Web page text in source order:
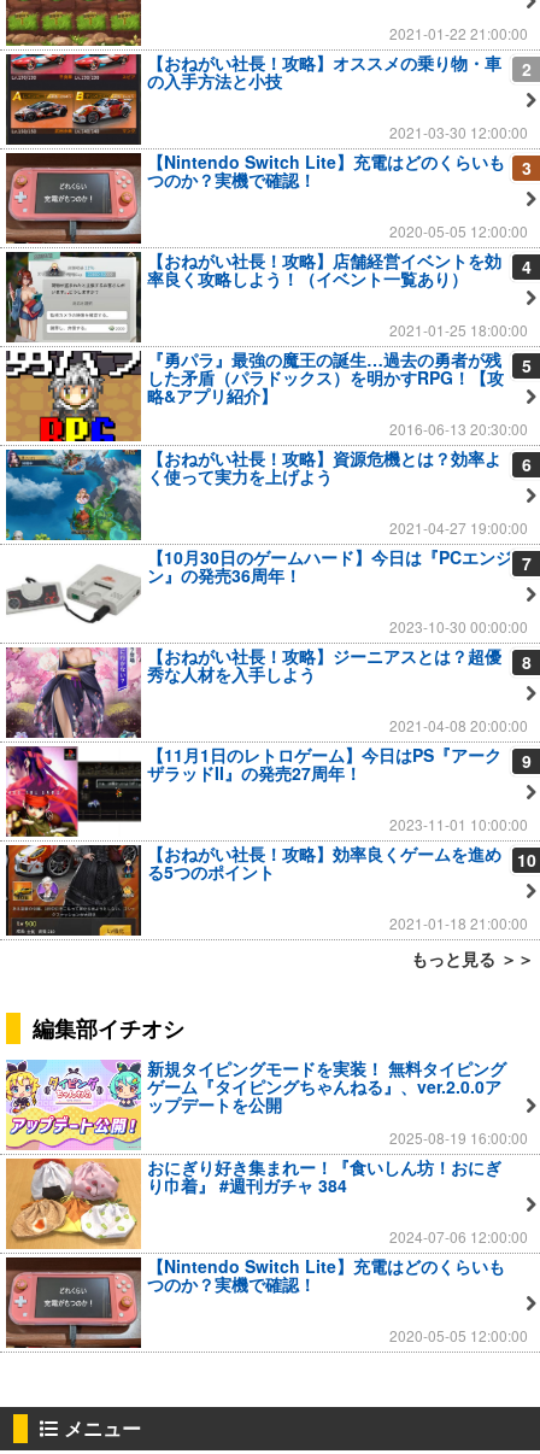
2021-01-22 21:00:00
2
【おねがい社長！攻略】オススメの乗り物・車
の入手方法と小技
2021-03-30 12:00:00
3
【Nintendo Switch Lite】充電はどのくらいも
つのか？実機で確認！
2020-05-05 12:00:00
4
【おねがい社長！攻略】店舗経営イベントを効
率良く攻略しよう！（イベント一覧あり）
2021-01-25 18:00:00
5
『勇パラ』最強の魔王の誕生…過去の勇者が残
した矛盾（パラドックス）を明かすRPG！【攻
略&アプリ紹介】
2016-06-13 20:30:00
6
【おねがい社長！攻略】資源危機とは？効率よ
く使って実力を上げよう
2021-04-27 19:00:00
7
【10月30日のゲームハード】今日は『PCエンジ
ン』の発売36周年！
2023-10-30 00:00:00
8
【おねがい社長！攻略】ジーニアスとは？超優
秀な人材を入手しよう
2021-04-08 20:00:00
9
【11月1日のレトロゲーム】今日はPS『アーク
ザラッドII』の発売27周年！
2023-11-01 10:00:00
10
【おねがい社長！攻略】効率良くゲームを進め
る5つのポイント
2021-01-18 21:00:00
もっと見る ＞＞
編集部イチオシ
新規タイピングモードを実装！ 無料タイピング
ゲーム『タイピングちゃんねる』、ver.2.0.0ア
ップデートを公開
2025-08-19 16:00:00
おにぎり好き集まれー！『食いしん坊！おにぎ
り巾着』 #週刊ガチャ 384
2024-07-06 12:00:00
【Nintendo Switch Lite】充電はどのくらいも
つのか？実機で確認！
2020-05-05 12:00:00
メニュー